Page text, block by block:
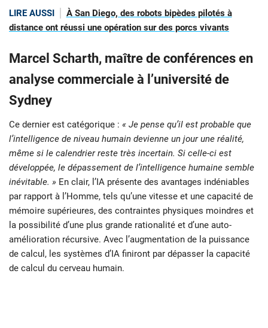
LIRE AUSSI
À San Diego, des robots bipèdes pilotés à
distance ont réussi une opération sur des porcs vivants
Marcel Scharth, maître de conférences en
analyse commerciale à l’université de
Sydney
Ce dernier est catégorique : « Je pense qu’il est probable que
l’intelligence de niveau humain devienne un jour une réalité,
même si le calendrier reste très incertain. Si celle-ci est
développée, le dépassement de l’intelligence humaine semble
inévitable. » En clair, l’IA présente des avantages indéniables
par rapport à l’Homme, tels qu’une vitesse et une capacité de
mémoire supérieures, des contraintes physiques moindres et
la possibilité d’une plus grande rationalité et d’une auto-
amélioration récursive. Avec l’augmentation de la puissance
de calcul, les systèmes d’IA finiront par dépasser la capacité
de calcul du cerveau humain.